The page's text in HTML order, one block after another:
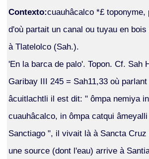
Contexto:cuauhâcalco *£ toponyme,
d'où partait un canal ou tuyau en
à Tlatelolco (Sah.).
'En la barca de palo'. Topon. Cf. Sah
Garibay III 245 = Sah11,33 où
âcuitlachtli il est dit: " ômpa nemiya
cuauhâcalco, in ômpa catqui
Sanctiago ", il vivait là à Sancta
une source (dont l'eau) arrive à